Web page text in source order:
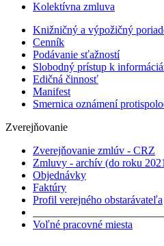
Kolektívna zmluva
Knižničný a výpožičný
Cenník
Podávanie sťažností
Slobodný prístup k
Edičná činnosť
Manifest
Smernica oznámení
Zverejňovanie
Zverejňovanie zmlúv - CRZ
Zmluvy - archív (do roku
Objednávky
Faktúry
Profil verejného obstarávateľa
Voľné pracovné miesta